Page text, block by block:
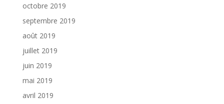
octobre 2019
septembre 2019
août 2019
juillet 2019
juin 2019
mai 2019
avril 2019